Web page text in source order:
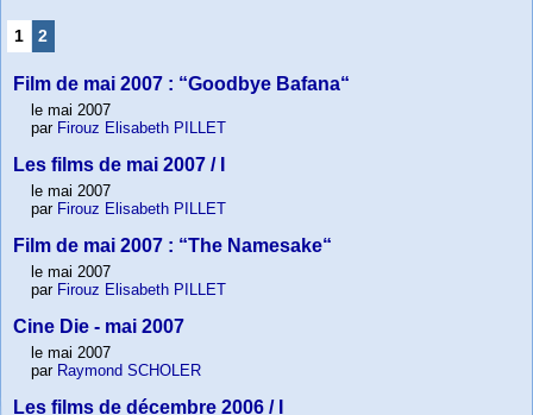
1 2
Film de mai 2007 : “Goodbye Bafana“
le mai 2007
par Firouz Elisabeth PILLET
Les films de mai 2007 / I
le mai 2007
par Firouz Elisabeth PILLET
Film de mai 2007 : “The Namesake“
le mai 2007
par Firouz Elisabeth PILLET
Cine Die - mai 2007
le mai 2007
par Raymond SCHOLER
Les films de décembre 2006 / I